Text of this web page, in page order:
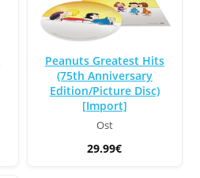
Peanuts Greatest Hits
(75th Anniversary
Edition/Picture Disc)
[Import]
Ost
29.99€